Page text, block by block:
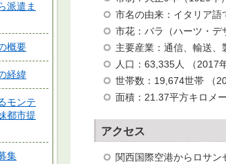
派遣ま
概要
経緯
モンテ
都市提
集
市名の由来：イタリア語
市花：バラ（ハーツ・デ
主要産業：通信、輸送、
人口：63,335人 （2017
世帯数：19,674世帯 （
面積：21.37平方キロメ
アクセス
関西国際空港からロサン